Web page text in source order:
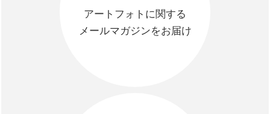
アートフォトに関する
メールマガジンをお届け